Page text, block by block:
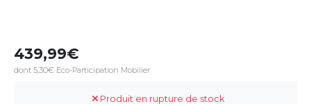
439,99
dont 5,30€ Eco-Participation Mobilier
Produit en rupture de stock